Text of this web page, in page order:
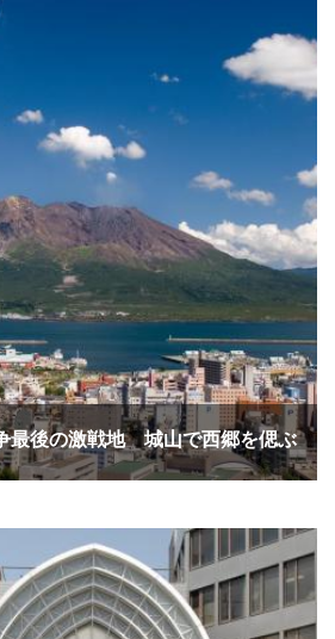
最後の激戦地 城山で西郷を偲ぶ